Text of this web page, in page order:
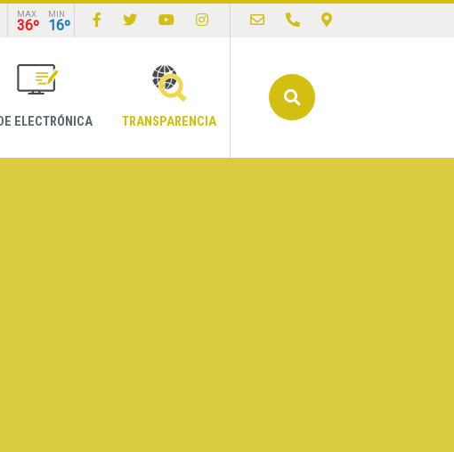
MAX
36º
MIN
16º
ELECTRÓNICA TRANSPARENCIA